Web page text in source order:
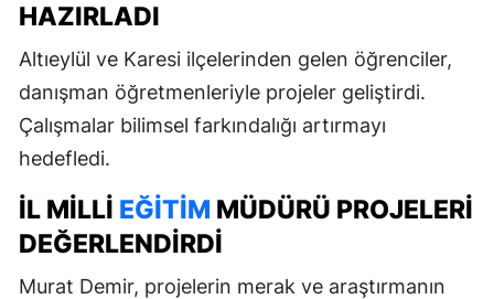
HAZIRLADI
Altıeylül ve Karesi ilçelerinden gelen öğrenciler,
danışman öğretmenleriyle projeler geliştirdi.
Çalışmalar bilimsel farkındalığı artırmayı
hedefledi.
İL MILLI EĞITIM MÜDÜRÜ PROJELERI
DEĞERLENDIRDI
Murat Demir, projelerin merak ve araştırmanın